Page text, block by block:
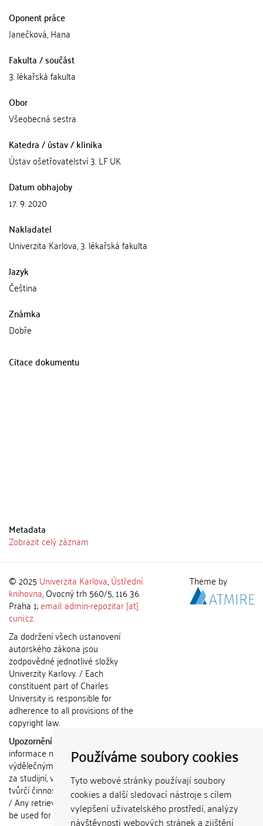
Používáme soubory cookies
Tyto webové stránky používají soubory
cookies a další sledovací nástroje s cílem
vylepšení uživatelského prostředí, analýzy
návštěvnosti webových stránek a zjištění
Oponent práce
Janečková, Hana
Fakulta / součást
3. lékařská fakulta
Obor
Všeobecná sestra
Katedra / ústav / klinika
Ústav ošetřovatelství 3. LF UK
Datum obhajoby
17. 9. 2020
Nakladatel
Univerzita Karlova, 3. lékařská fakulta
Jazyk
Čeština
Známka
Dobře
Citace dokumentu
Metadata
Zobrazit celý záznam
© 2025 Univerzita Karlova,Ústřední
knihovna, Ovocný trh 560/5, 116 36
Praha 1;email: admin-repozitar [at]
cuni.cz
Za dodržení všech ustanovení
autorského zákona jsou
zodpovědné jednotlivé složky
Univerzity Karlovy. / Each
constituent part of Charles
University is responsible for
adherence to all provisions of the
copyright law.
Upozornění / Notice:
informace nemohou být použity k
výdělečným účelům nebo vydávány
za studijní, vědeckou nebo jinou
tvůrčí činnost jiné osoby než autora.
/ Any retrieved information shall not
be used for any commercial
Theme by